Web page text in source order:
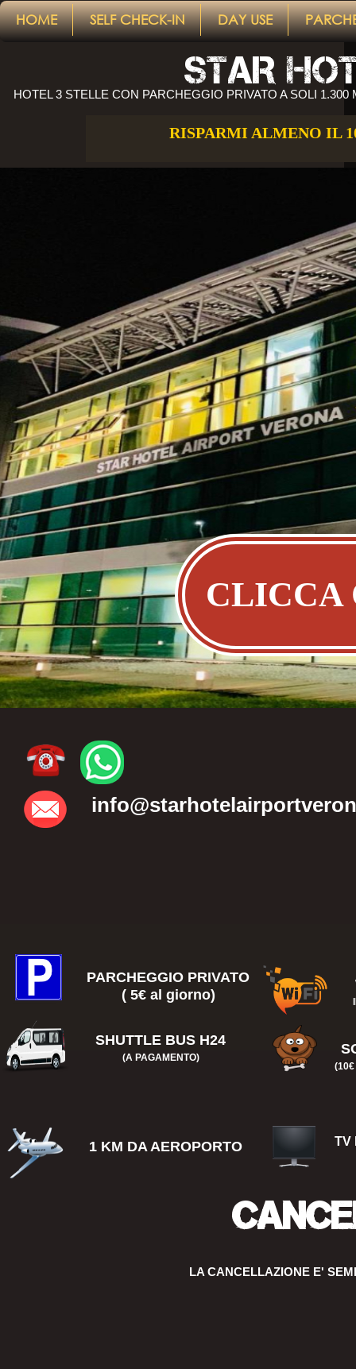
google-site-
RISPARMI ALMENO IL
LA CANCELLAZIONE E'
TV
1 KM DA AEROPORTO
SHUTTLE BUS H24
(A PAGAMENTO)
CLICCA
PARCHEGGIO PRIVATO
( 5€ al giorno)
(10€
STAR
HOTEL 3 STELLE CON PARCHEGGIO PRIVATO A SOLI
PRENOTAre
HOME SELF CHECK-IN DAY USE